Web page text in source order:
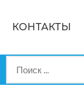
КОНТАКТЫ